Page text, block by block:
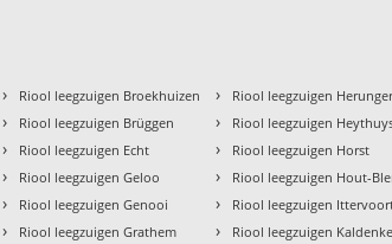
› Riool leegzuigen Broekhuizen
› Riool leegzuigen Brüggen
› Riool leegzuigen Echt
› Riool leegzuigen Geloo
› Riool leegzuigen Genooi
› Riool leegzuigen Grathem
› Riool leegzuigen
› Riool leegzuigen
› Riool leegzuigen Horst
› Riool leegzuigen Hout-
› Riool leegzuigen
› Riool leegzuigen